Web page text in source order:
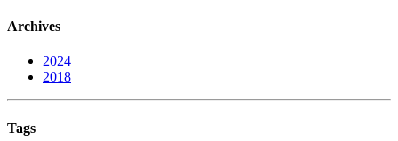
Archives
2024
2018
Tags